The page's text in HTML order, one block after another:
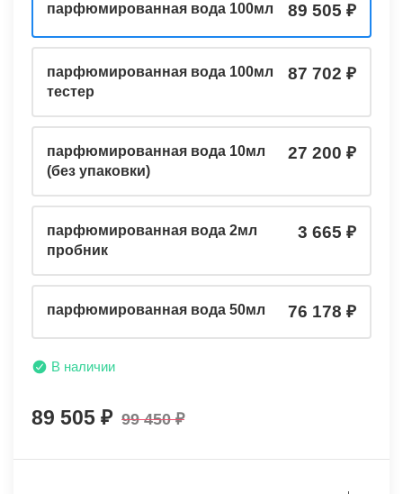
парфюмированная вода 100мл 89 505
парфюмированная вода 100мл
тестер
87 702
парфюмированная вода 10мл
(без упаковки)
27 200
парфюмированная вода 2мл
пробник
3 665
парфюмированная вода 50мл 76 178
В наличии
89 505 99 450